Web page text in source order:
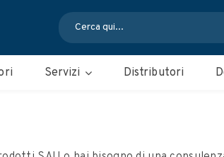
Servizi Distributori